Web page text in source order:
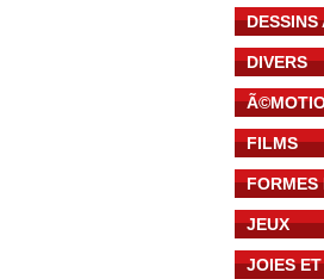
DIVERS
FILMS
FORMES
JEUX
JOIES